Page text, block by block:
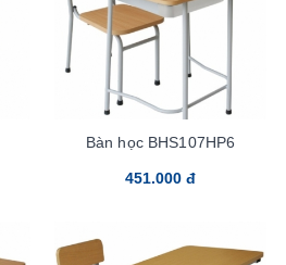
Bàn học BHS107HP6
451.000 đ